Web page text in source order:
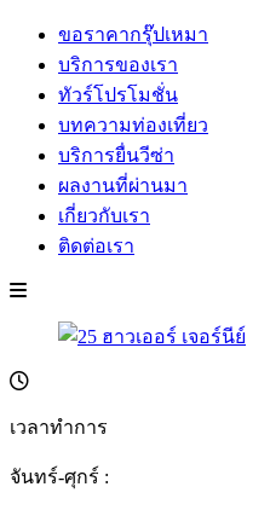
ขอราคากรุ๊ปเหมา
บริการของเรา
ทัวร์โปรโมชั่น
บทความท่องเที่ยว
บริการยื่นวีซ่า
ผลงานที่ผ่านมา
เกี่ยวกับเรา
ติดต่อเรา
เวลาทำการ
จันทร์-ศุกร์ :